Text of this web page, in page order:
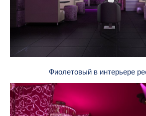
Фиолетовый в интерьере